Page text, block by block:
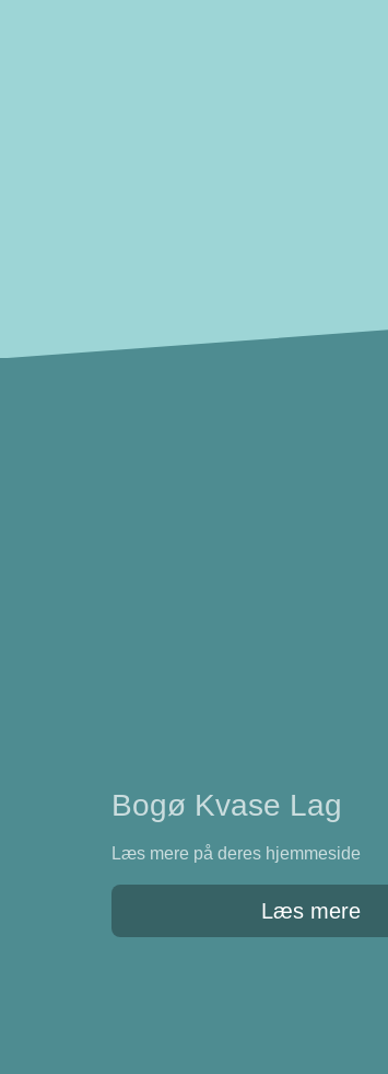
Bogø Kvase Lag
Læs mere på deres hjemmeside
Læs mere